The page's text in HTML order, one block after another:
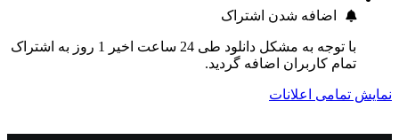
اضافه شدن اشتراک
با توجه به مشکل دانلود طی 24 ساعت اخیر 1 روز به اشتراک
تمام کاربران اضافه گردید.
نمایش تمامی اعلانات